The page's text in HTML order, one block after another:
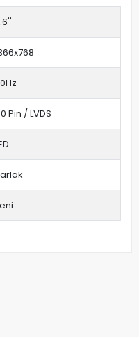
Pin / LVDS